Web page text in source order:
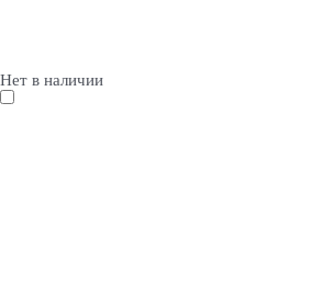
Нет в наличии